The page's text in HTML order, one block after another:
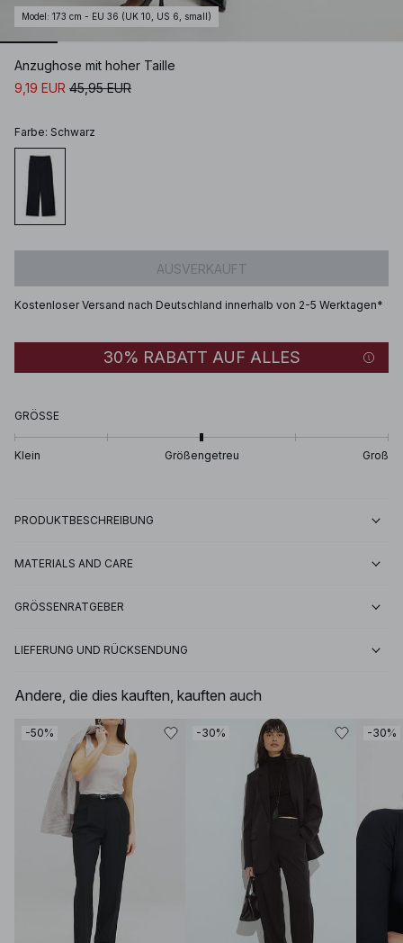
Model : 173 cm - EU 36 (UK 10, US 6, small)
Anzughose mit hoher Taille
9,19 EUR 45,95 EUR
Farbe: Schwarz
AUSVERKAUFT
Kostenloser Versand nach Deutschland innerhalb von 2-5 Werktagen*
30% RABATT AUF ALLES
GRÖSSE
Klein Größengetreu Groß
PRODUKTBESCHREIBUNG
MATERIALS AND CARE
GRÖSSENRATGEBER
LIEFERUNG UND RÜCKSENDUNG
Andere, die dies kauften, kauften auch
-50% -30% -30%